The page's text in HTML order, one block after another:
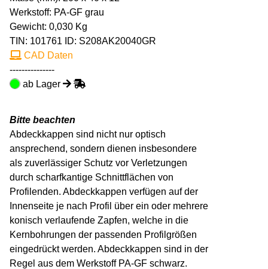
Werkstoff: PA-GF grau
Gewicht: 0,030 Kg
TIN: 101761 ID: S208AK20040GR
CAD Daten
---------------
ab Lager
Bitte beachten
Abdeckkappen sind nicht nur optisch
ansprechend, sondern dienen insbesondere
als zuverlässiger Schutz vor Verletzungen
durch scharfkantige Schnittflächen von
Profilenden. Abdeckkappen verfügen auf der
Innenseite je nach Profil über ein oder mehrere
konisch verlaufende Zapfen, welche in die
Kernbohrungen der passenden Profilgrößen
eingedrückt werden. Abdeckkappen sind in der
Regel aus dem Werkstoff PA-GF schwarz.